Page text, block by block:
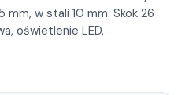
mm, w stali 10 mm. Skok 26
oświetlenie LED,